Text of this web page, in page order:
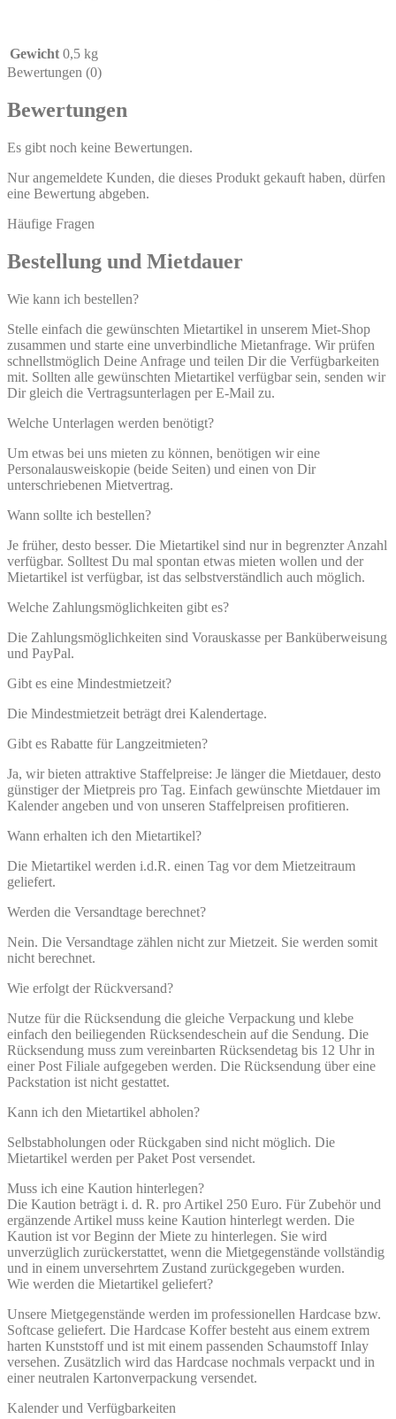
Gewicht 0,5 kg
Bewertungen (0)
Bewertungen
Es gibt noch keine Bewertungen.
Nur angemeldete Kunden, die dieses Produkt gekauft haben, dürfen
eine Bewertung abgeben.
Häufige Fragen
Bestellung und Mietdauer
Wie kann ich bestellen?
Stelle einfach die gewünschten Mietartikel in unserem Miet-Shop
zusammen und starte eine unverbindliche Mietanfrage. Wir prüfen
schnellstmöglich Deine Anfrage und teilen Dir die Verfügbarkeiten
mit. Sollten alle gewünschten Mietartikel verfügbar sein, senden wir
Dir gleich die Vertragsunterlagen per E-Mail zu.
Welche Unterlagen werden benötigt?
Um etwas bei uns mieten zu können, benötigen wir eine
Personalausweiskopie (beide Seiten) und einen von Dir
unterschriebenen Mietvertrag.
Wann sollte ich bestellen?
Je früher, desto besser. Die Mietartikel sind nur in begrenzter Anzahl
verfügbar. Solltest Du mal spontan etwas mieten wollen und der
Mietartikel ist verfügbar, ist das selbstverständlich auch möglich.
Welche Zahlungsmöglichkeiten gibt es?
Die Zahlungsmöglichkeiten sind Vorauskasse per Banküberweisung
und PayPal.
Gibt es eine Mindestmietzeit?
Die Mindestmietzeit beträgt drei Kalendertage.
Gibt es Rabatte für Langzeitmieten?
Ja, wir bieten attraktive Staffelpreise: Je länger die Mietdauer, desto
günstiger der Mietpreis pro Tag. Einfach gewünschte Mietdauer im
Kalender angeben und von unseren Staffelpreisen profitieren.
Wann erhalten ich den Mietartikel?
Die Mietartikel werden i.d.R. einen Tag vor dem Mietzeitraum
geliefert.
Werden die Versandtage berechnet?
Nein. Die Versandtage zählen nicht zur Mietzeit. Sie werden somit
nicht berechnet.
Wie erfolgt der Rückversand?
Nutze für die Rücksendung die gleiche Verpackung und klebe
einfach den beiliegenden Rücksendeschein auf die Sendung. Die
Rücksendung muss zum vereinbarten Rücksendetag bis 12 Uhr in
einer Post Filiale aufgegeben werden. Die Rücksendung über eine
Packstation ist nicht gestattet.
Kann ich den Mietartikel abholen?
Selbstabholungen oder Rückgaben sind nicht möglich. Die
Mietartikel werden per Paket Post versendet.
Muss ich eine Kaution hinterlegen?
Die Kaution beträgt i. d. R. pro Artikel 250 Euro. Für Zubehör und
ergänzende Artikel muss keine Kaution hinterlegt werden. Die
Kaution ist vor Beginn der Miete zu hinterlegen. Sie wird
unverzüglich zurückerstattet, wenn die Mietgegenstände vollständig
und in einem unversehrtem Zustand zurückgegeben wurden.
Wie werden die Mietartikel geliefert?
Unsere Mietgegenstände werden im professionellen Hardcase bzw.
Softcase geliefert. Die Hardcase Koffer besteht aus einem extrem
harten Kunststoff und ist mit einem passenden Schaumstoff Inlay
versehen. Zusätzlich wird das Hardcase nochmals verpackt und in
einer neutralen Kartonverpackung versendet.
Kalender und Verfügbarkeiten